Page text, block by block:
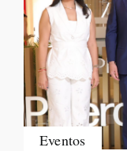
Eventos